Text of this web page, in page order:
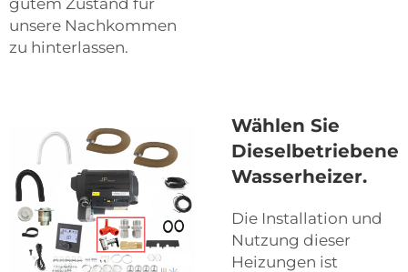
unsere Nachkommen
zu hinterlassen.
Wählen Sie
Dieselbetriebene
Wasserheizer.
Die Installation und
Nutzung dieser
Heizungen ist